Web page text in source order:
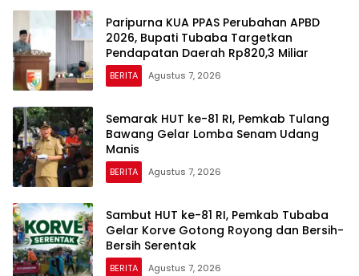
Paripurna KUA PPAS Perubahan APBD
2026, Bupati Tubaba Targetkan
Pendapatan Daerah Rp820,3 Miliar
BERITA Agustus 7, 2026
Semarak HUT ke-81 RI, Pemkab Tulang
Bawang Gelar Lomba Senam Udang
Manis
BERITA Agustus 7, 2026
Sambut HUT ke-81 RI, Pemkab Tubaba
Gelar Korve Gotong Royong dan Bersih-
Bersih Serentak
BERITA Agustus 7, 2026